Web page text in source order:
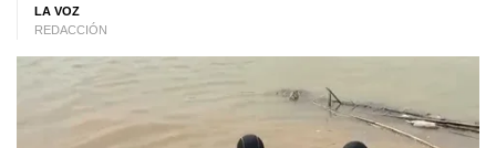
LA VOZ
REDACCIÓN